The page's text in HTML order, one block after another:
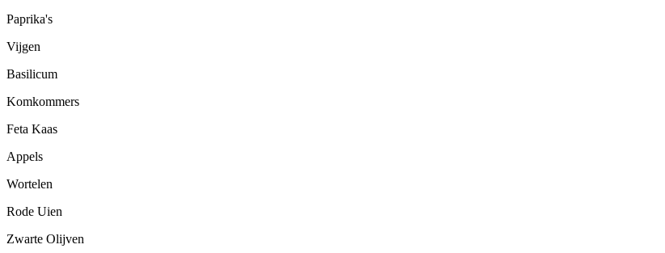
Paprika's
Vijgen
Basilicum
Komkommers
Feta Kaas
Appels
Wortelen
Rode Uien
Zwarte Olijven